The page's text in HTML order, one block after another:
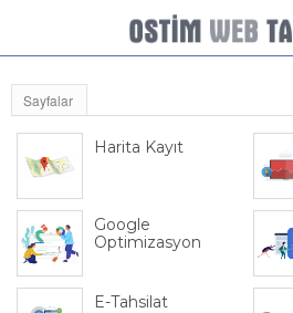
Sayfalar
Harita Kayıt
Google
Optimizasyon
E-Tahsilat